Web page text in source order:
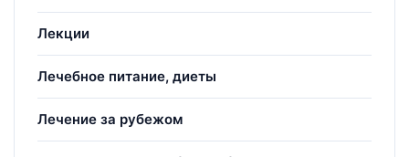
Лекции
Лечебное питание, диеты
Лечение за рубежом